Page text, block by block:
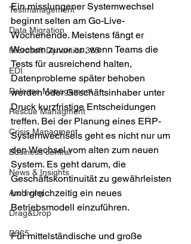
Testmanagement
Data Migration
Microsoft Dynamics 365
EDI
Release Management
Rescue Managment
Crisis Managment
Business central
News & Insights
Archiving
Drag&Drop
D365
Ein misslungener Systemwechsel
beginnt selten am Go-Live-
Wochenende. Meistens fängt er
Wochen zuvor an, wenn Teams die
Tests für ausreichend halten,
Datenprobleme später behoben
werden oder Geschäftsinhaber unter
Druck kurzfristige Entscheidungen
treffen. Bei der Planung eines ERP-
Systemwechsels geht es nicht nur um
den Wechsel vom alten zum neuen
System. Es geht darum, die
Geschäftskontinuität zu gewährleisten
und gleichzeitig ein neues
Betriebsmodell einzuführen.
Für mittelständische und große